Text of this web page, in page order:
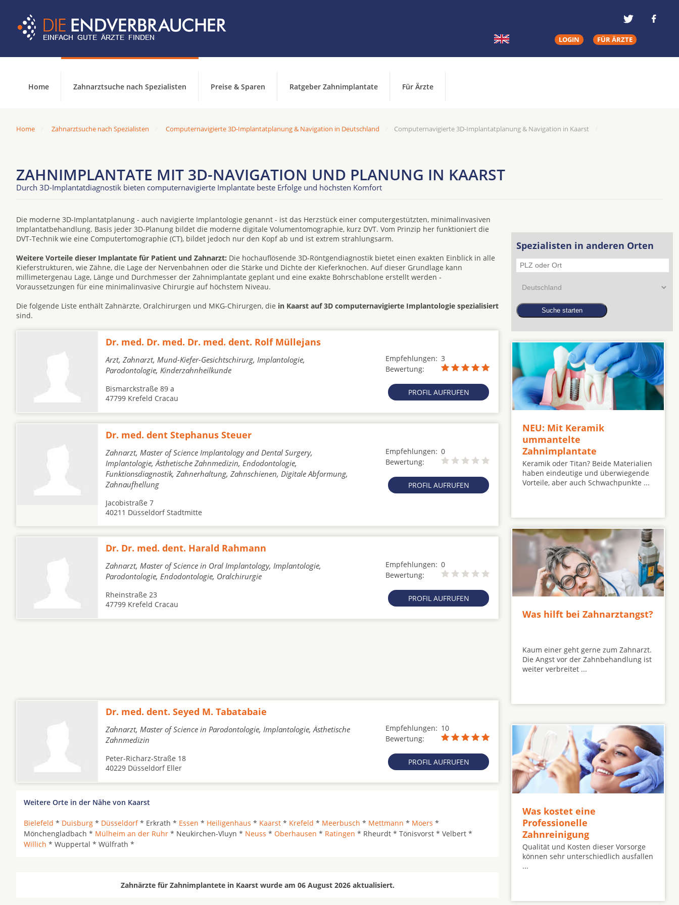
LOGIN FÜR ÄRZTE
Home Zahnarztsuche nach Spezialisten Preise & Sparen Ratgeber Zahnimplantate Für Ärzte
Home Zahnarztsuche nach Spezialisten Computernavigierte 3D-Implantatplanung & Navigation in Deutschland Computernavigierte 3D-Implantatplanung & Navigation in Kaarst
ZAHNIMPLANTATE MIT 3D-NAVIGATION UND PLANUNG IN KAARST
Durch 3D-Implantatdiagnostik bieten computernavigierte Implantate beste Erfolge und höchsten Komfort
Die moderne 3D-Implantatplanung - auch navigierte Implantologie genannt - ist das Herzstück einer computergestützten, minimalinvasiven
Implantatbehandlung. Basis jeder 3D-Planung bildet die moderne digitale Volumentomographie, kurz DVT. Vom Prinzip her funktioniert die
DVT-Technik wie eine Computertomographie (CT), bildet jedoch nur den Kopf ab und ist extrem strahlungsarm.
Weitere Vorteile dieser Implantate für Patient und Zahnarzt: Die hochauflösende 3D-Röntgendiagnostik bietet einen exakten Einblick in alle
Kieferstrukturen, wie Zähne, die Lage der Nervenbahnen oder die Stärke und Dichte der Kieferknochen. Auf dieser Grundlage kann
millimetergenau Lage, Länge und Durchmesser der Zahnimplantate geplant und eine exakte Bohrschablone erstellt werden -
Voraussetzungen für eine minimalinvasive Chirurgie auf höchstem Niveau.
Die folgende Liste enthält Zahnärzte, Oralchirurgen und MKG-Chirurgen, die in Kaarst auf 3D computernavigierte Implantologie spezialisiert
sind.
Dr. med. Dr. med. Dr. med. dent. Rolf Müllejans
Arzt, Zahnarzt, Mund-Kiefer-Gesichtschirurg, Implantologie,
Parodontologie, Kinderzahnheilkunde
Empfehlungen: 3
Bewertung:
PROFIL AUFRUFEN
Bismarckstraße 89 a
47799 Krefeld Cracau
Dr. med. dent Stephanus Steuer
Zahnarzt, Master of Science Implantology and Dental Surgery,
Implantologie, Ästhetische Zahnmedizin, Endodontologie,
Funktionsdiagnostik, Zahnerhaltung, Zahnschienen, Digitale Abformung,
Zahnaufhellung
Empfehlungen: 0
Bewertung:
PROFIL AUFRUFEN
Jacobistraße 7
40211 Düsseldorf Stadtmitte
Dr. Dr. med. dent. Harald Rahmann
Zahnarzt, Master of Science in Oral Implantology, Implantologie,
Parodontologie, Endodontologie, Oralchirurgie
Empfehlungen: 0
Bewertung:
PROFIL AUFRUFEN
Rheinstraße 23
47799 Krefeld Cracau
Dr. med. dent. Seyed M. Tabatabaie
Zahnarzt, Master of Science in Parodontologie, Implantologie, Ästhetische
Zahnmedizin
Empfehlungen: 10
Bewertung:
PROFIL AUFRUFEN
Peter-Richarz-Straße 18
40229 Düsseldorf Eller
Weitere Orte in der Nähe von Kaarst
Bielefeld * Duisburg * Düsseldorf* Erkrath * Essen * Heiligenhaus * Kaarst * Krefeld * Meerbusch * Mettmann * Moers *
Mönchengladbach * Mülheim an der Ruhr * Neukirchen-Vluyn * Neuss * Oberhausen * Ratingen * Rheurdt * Tönisvorst * Velbert *
Willich * Wuppertal * Wülfrath *
Zahnärzte für Zahnimplantete in Kaarst wurde am 06 August 2026 aktualisiert.
Spezialisten in anderen Orten
NEU: Mit Keramik
ummantelte
Zahnimplantate
Keramik oder Titan? Beide Materialien
haben eindeutige und überwiegende
Vorteile, aber auch Schwachpunkte ...
Was hilft bei Zahnarztangst?
Kaum einer geht gerne zum Zahnarzt.
Die Angst vor der Zahnbehandlung ist
weiter verbreitet ...
Was kostet eine
Professionelle
Zahnreinigung
Qualität und Kosten dieser Vorsorge
können sehr unterschiedlich ausfallen
...